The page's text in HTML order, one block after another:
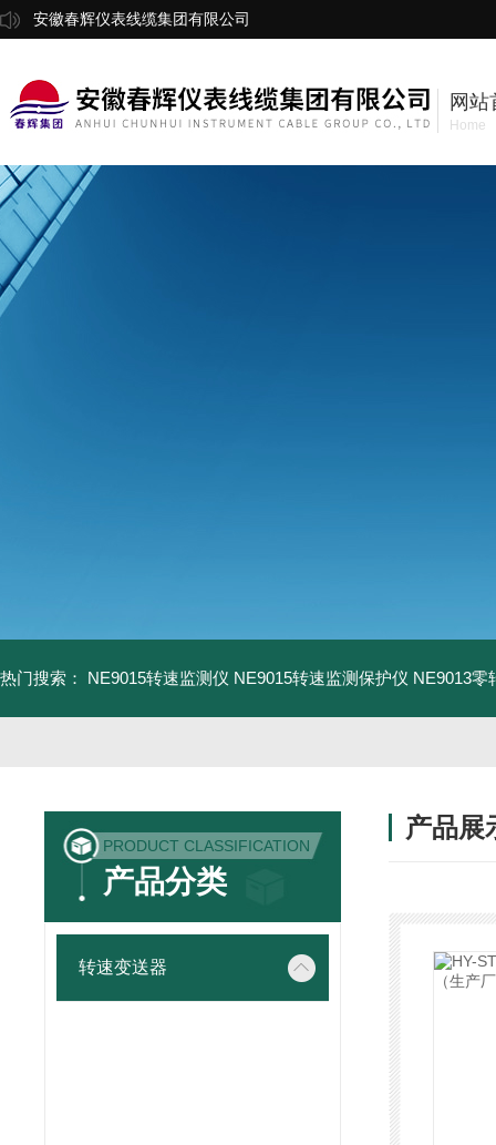
安徽春辉仪表线缆集团有限公司
网站
Home
热门搜索： NE9015转速监测仪 NE9015转速监测保护仪 NE9013零
PRODUCT CLASSIFICATION
产品分类
转速变送器
产品展